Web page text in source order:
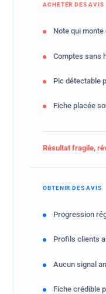
ACHETER DES AVIS
Note qui
Comptes sans
Pic détectable
Fiche placée
Résultat fragile,
OBTENIR DES AVIS
Progression
Profils clients
Aucun signal
Fiche crédible